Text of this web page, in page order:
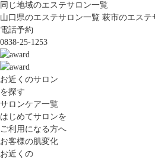
同じ地域のエステサロン一覧
山口県のエステサロン一覧 萩市のエステ
電話予約
0838-25-1253
お近くのサロン
を探す
サロンケア一覧
はじめてサロンを
ご利用になる方へ
お客様の肌変化
お近くの